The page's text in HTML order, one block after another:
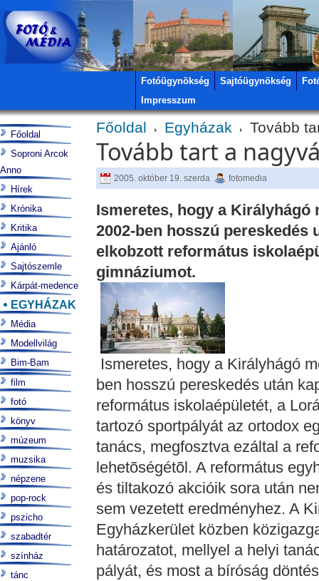
Fotóügynökség Sajtóügynökség
Impresszum
Főoldal Egyházak Tovább
Tovább tart a
2005. október 19. szerda fotomedia
Ismeretes, hogy a
2002-ben hosszú
elkobzott református
gimnáziumot.
Ismeretes, hogy a Királyhágó
ben hosszú pereskedés után
református iskolaépületét, a
tartozó sportpályát az ortodox
tanács, megfosztva ezáltal a
lehetõségétõl. A református
és tiltakozó akcióik sora után
sem vezetett eredményhez. A
Egyházkerület közben
határozatot, mellyel a helyi
pályát, és most a bíróság
Főoldal
Soproni Arcok
Anno
Hírek
Krónika
Kritika
Ajánló
Sajtószemle
Kárpát-medence
EGYHÁZAK
Média
Modellvilág
Bim-Bam
film
fotó
könyv
múzeum
muzsika
népzene
pop-rock
pszicho
szabadtér
színház
tánc